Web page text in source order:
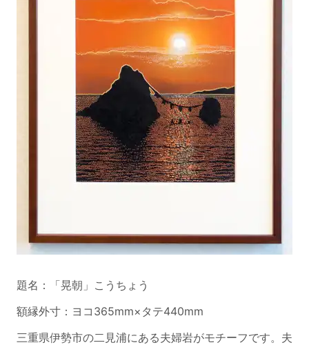
題名：「晃朝」こうちょう
額縁外寸：ヨコ365mm×タテ440mm
三重県伊勢市の二見浦にある夫婦岩がモチーフです。夫